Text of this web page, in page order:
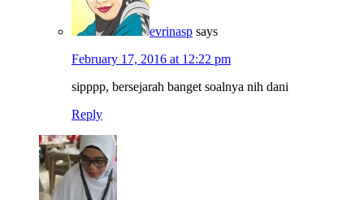
evrinasp says
February 17, 2016 at 12:22 pm
sipppp, bersejarah banget soalnya nih dani
Reply